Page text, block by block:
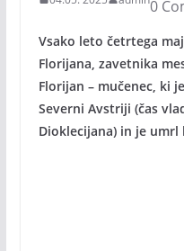
0
Vsako leto četrtega
Florijana, zavetnika
Florijan – mučenec, ki
Severni Avstriji (čas
Dioklecijana) in je umrl